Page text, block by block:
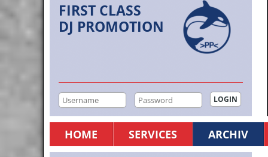
FIRST CLASS
DJ PROMOTION
HOME SERVICES ARCHIV